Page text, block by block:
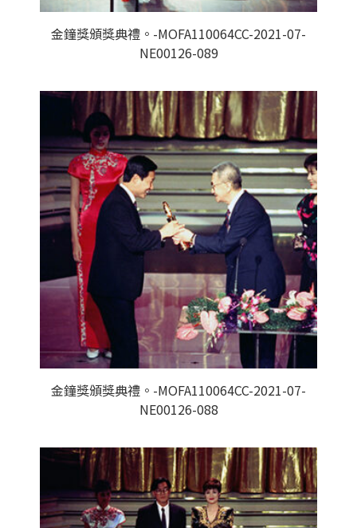
金鐘獎頒獎典禮。-MOFA110064CC-2021-07-
NE00126-089
金鐘獎頒獎典禮。-MOFA110064CC-2021-07-
NE00126-088